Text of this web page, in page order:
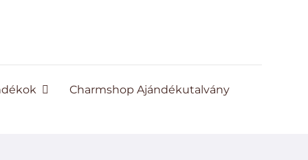
Charmshop Ajándékutalvány